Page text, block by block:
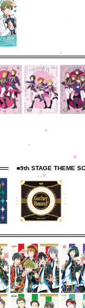
■9th STAGE THEME